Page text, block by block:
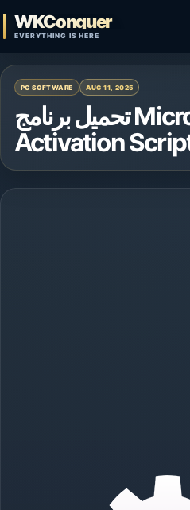
WKConquer
EVERYTHING IS HERE
Open search
PC SOFTWARE AUG 11, 2025
تحميل برنامج Microsoft
Activation